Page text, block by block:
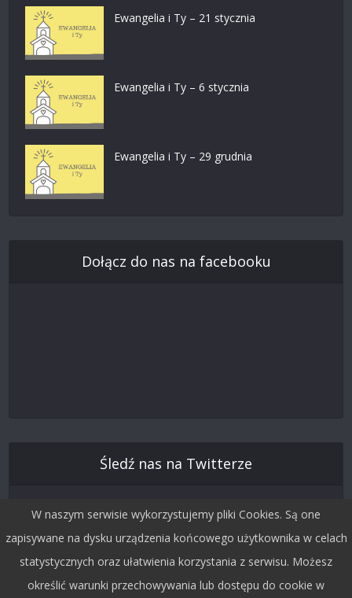
Ewangelia i Ty – 21 stycznia
Ewangelia i Ty – 6 stycznia
Ewangelia i Ty – 29 grudnia
Dołącz do nas na facebooku
Śledź nas na Twitterze
W naszym serwisie wykorzystujemy pliki Cookies. Są one
zapisywane na dysku urządzenia końcowego użytkownika w celach
statystycznych oraz ułatwienia korzystania z serwisu. Możesz
określić warunki przechowywania lub dostępu do cookie w